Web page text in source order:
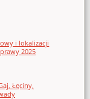
i lokalizacji
2025
Łęciny,